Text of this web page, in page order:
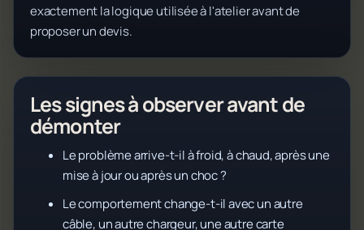
exactement la logique utilisée à l'atelier avant de
proposer un devis.
Les signes à observer avant de
démonter
Le problème arrive-t-il à froid, à chaud, après une
mise à jour ou après un choc ?
Le comportement change-t-il avec un autre
câble, un autre chargeur, une autre carte